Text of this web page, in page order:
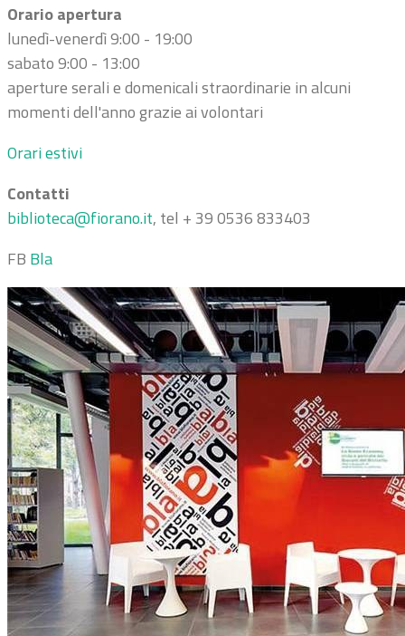
Orario apertura
lunedì-venerdì 9:00 - 19:00
sabato 9:00 - 13:00
aperture serali e domenicali straordinarie in alcuni
momenti dell'anno grazie ai volontari
Orari estivi
Contatti
biblioteca@fiorano.it, tel + 39 0536 833403
FB Bla